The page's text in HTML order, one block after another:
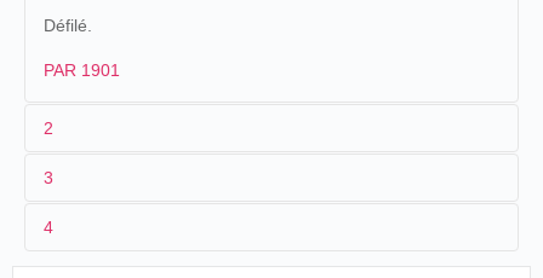
Défilé.
PAR 1901
2
1
2
3
≤ 1901
3
4